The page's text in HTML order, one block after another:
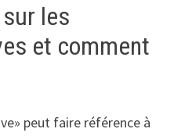
les
et comment
peut faire référence à